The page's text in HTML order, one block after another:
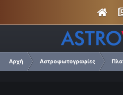
Αρχή Αστροφωτογραφίες